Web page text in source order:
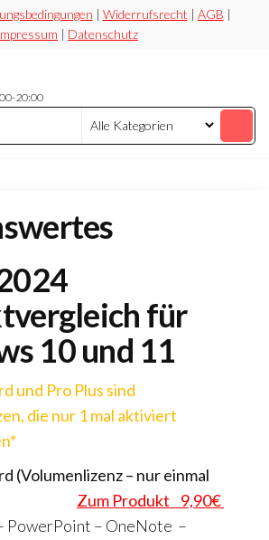
| Widerrufsrecht | AGB |
| Datenschutz
20:00
für
10 und 11
und Pro Plus sind
die nur 1 mal aktiviert
(Volumenlizenz – nur einmal
Zum Produkt 9,90€
PowerPoint – OneNote –